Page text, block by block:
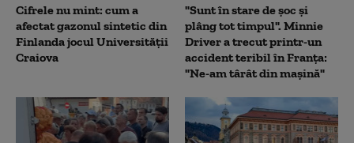
Cifrele nu mint: cum a
afectat gazonul sintetic din
Finlanda jocul Universității
Craiova
"Sunt în stare de șoc și
plâng tot timpul". Minnie
Driver a trecut printr-un
accident teribil în Franța:
"Ne-am târât din mașină"